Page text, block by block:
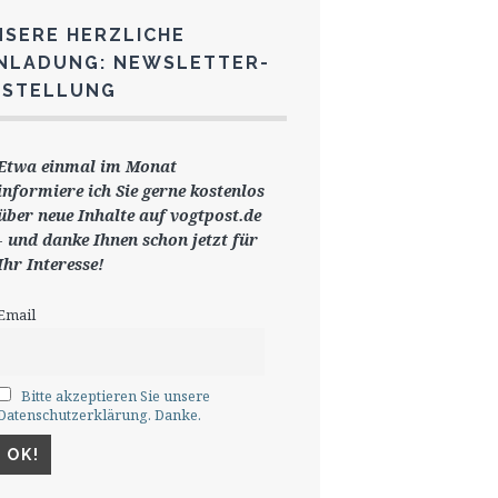
HERZLICHE
NEWSLETTER-
einmal im Monat
ich Sie gernekostenlos
ber neue Inhalte auf vogtpost.de
und danke Ihnen schon jetzt für
Interesse!
Bitte akzeptieren Sie unsere
Danke.